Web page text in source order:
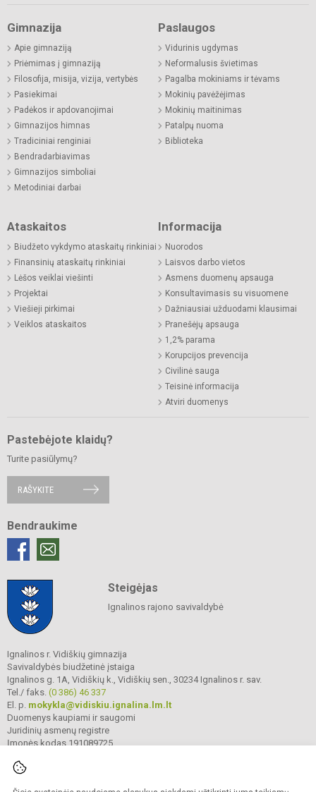
Gimnazija
Apie gimnaziją
Priėmimas į gimnaziją
Filosofija, misija, vizija, vertybės
Pasiekimai
Padėkos ir apdovanojimai
Gimnazijos himnas
Tradiciniai renginiai
Bendradarbiavimas
Gimnazijos simboliai
Metodiniai darbai
Paslaugos
Vidurinis ugdymas
Neformalusis švietimas
Pagalba mokiniams ir tėvams
Mokinių pavėžėjimas
Mokinių maitinimas
Patalpų nuoma
Biblioteka
Ataskaitos
Biudžeto vykdymo ataskaitų rinkiniai
Finansinių ataskaitų rinkiniai
Lėšos veiklai viešinti
Projektai
Viešieji pirkimai
Veiklos ataskaitos
Informacija
Nuorodos
Laisvos darbo vietos
Asmens duomenų apsauga
Konsultavimasis su visuomene
Dažniausiai užduodami klausimai
Pranešėjų apsauga
1,2% parama
Korupcijos prevencija
Civilinė sauga
Teisinė informacija
Atviri duomenys
Pastebėjote klaidų?
Turite pasiūlymų?
RAŠYKITE
Bendraukime
Steigėjas
Ignalinos rajono savivaldybė
Ignalinos r. Vidiškių gimnazija
Savivaldybės biudžetinė įstaiga
Ignalinos g. 1A, Vidiškių k., Vidiškių sen., 30234 Ignalinos r. sav.
Tel./ faks. (0 386) 46 337
El. p. mokykla@vidiskiu.ignalina.lm.lt
Duomenys kaupiami ir saugomi
Juridinių asmenų registre
Įmonės kodas 191089725